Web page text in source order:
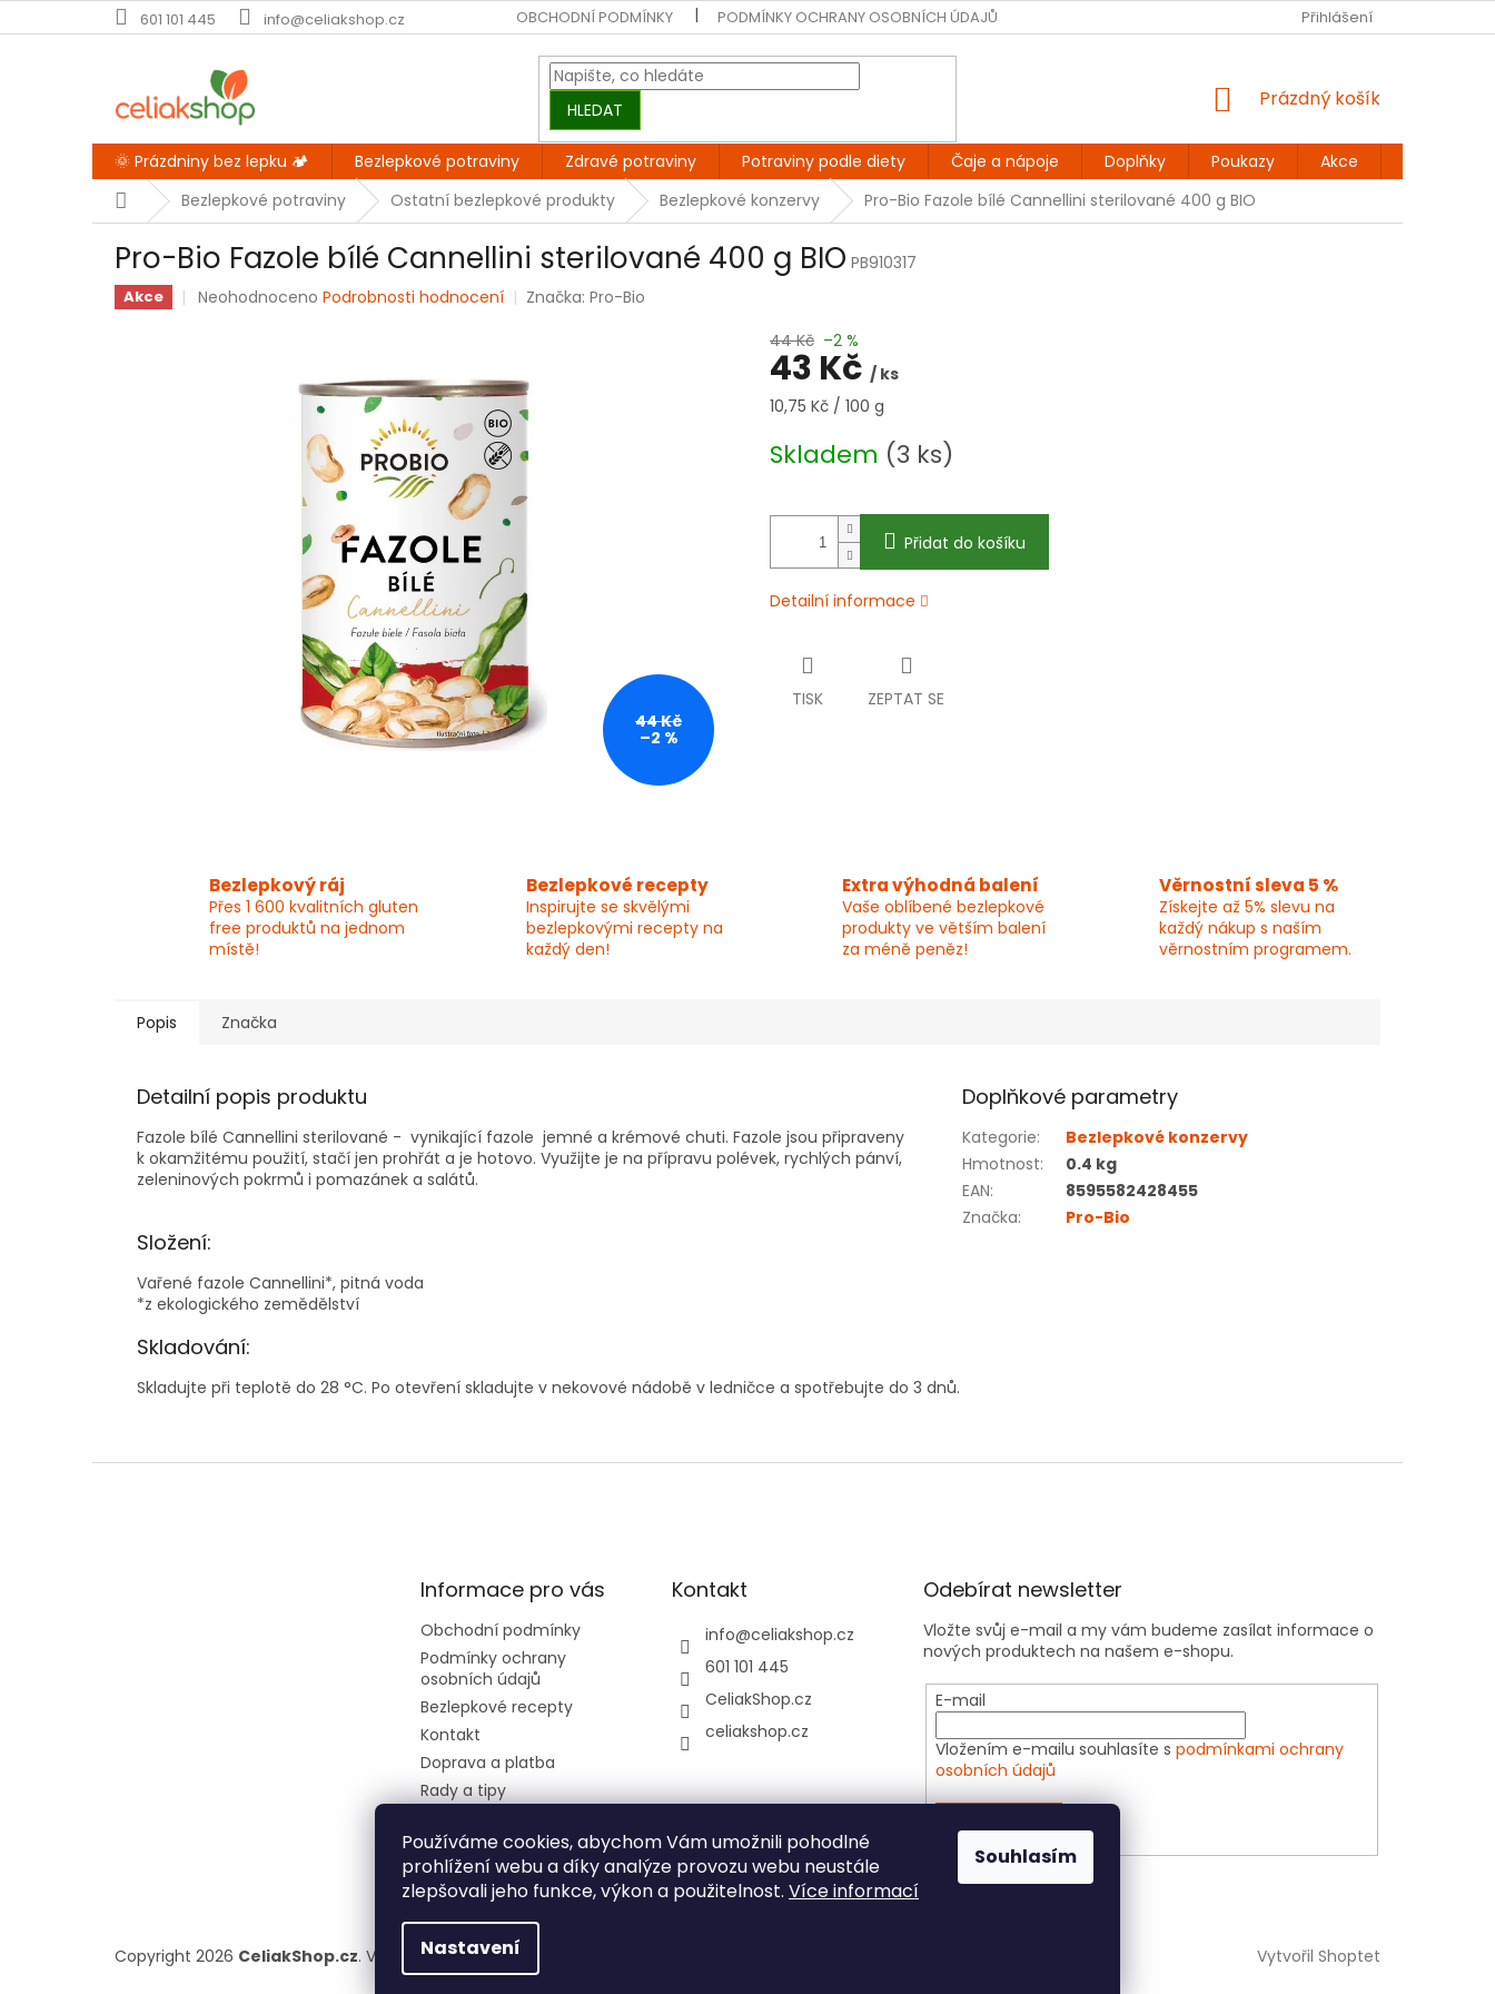
Používáme cookies, abychom Vám umožnili pohodlné
prohlížení webu a díky analýze provozu webu neustále
zlepšovali jeho funkce, výkon a použitelnost. Více informací
Nastavení
Souhlasím
na
601 101 445 info@celiakshop.cz OBCHODNÍ PODMÍNKY PODMÍNKY OCHRANY OSOBNÍCH ÚDAJŮ KONTAKT DOPRAVA A PLATBA
Přihlášení
HLEDAT
NÁKUPNÍ
Prázdný košík
🌞 Prázdniny bez lepku 🏕️ Bezlepkové potraviny Zdravé potraviny Potraviny podle diety Čaje a nápoje Doplňky Poukazy Akce
DomůBezlepkové potraviny Ostatní bezlepkové produkty Bezlepkové konzervy Pro-Bio Fazole bílé Cannellini sterilované 400 g BIO
Pro-Bio Fazole bílé Cannellini sterilované 400 g BIO PB910317
Akce
Průměrné
Neohodnoceno Podrobnosti hodnocení Značka: Pro-Bio
44 Kč
–2 %
44 Kč –2 %
43 Kč / ks
Měrná
10,75 Kč / 100 g
Skladem (3 ks)
Přidat do košíku
Detailní informace
TISK ZEPTAT SE
Bezlepkový ráj
Přes 1 600 kvalitních gluten
free produktů na jednom
místě!
Bezlepkové recepty
Inspirujte se skvělými
bezlepkovými recepty na
každý den!
Extra výhodná balení
Vaše oblíbené bezlepkové
produkty ve větším balení
za méně peněz!
Věrnostní sleva 5 %
Získejte až 5% slevu na
každý nákup s naším
věrnostním programem.
Popis Značka
Detailní popis produktu
Fazole bílé Cannellini sterilované - vynikající fazole jemné a krémové chuti. Fazole jsou připraveny
k okamžitému použití, stačí jen prohřát a je hotovo. Využijte je na přípravu polévek, rychlých pánví,
zeleninových pokrmů i pomazánek a salátů.
Složení:
Vařené fazole Cannellini*, pitná voda
*z ekologického zemědělství
Skladování:
Skladujte při teplotě do 28 °C. Po otevření skladujte v nekovové nádobě v ledničce a spotřebujte do 3 dnů.
Doplňkové parametry
Kategorie:
Bezlepkové konzervy
Hmotnost:
0.4 kg
EAN:
8595582428455
Značka: Pro-Bio
Informace pro vás
Obchodní podmínky
Podmínky ochrany
osobních údajů
Bezlepkové recepty
Kontakt
Doprava a platba
Rady a tipy
Dietní cestovní kartičky do
restaurece
Kontakt
info@celiakshop.cz
601 101 445
CeliakShop.cz
celiakshop.cz
Odebírat newsletter
Vložte svůj e-mail a my vám budeme zasílat informace o
nových produktech na našem e-shopu.
E-mail
Vložením e-mailu souhlasíte spodmínkami ochrany
osobních údajů
Vytvořil Shoptet
Copyright 2026 CeliakShop.cz. Všechna práva vyhrazena.